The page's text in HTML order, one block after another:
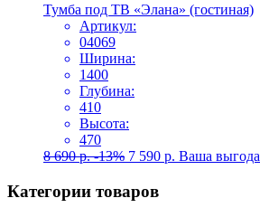
Тумба под ТВ «Элана» (гостиная)
Артикул:
04069
Ширина:
1400
Глубина:
410
Высота:
470
8 690р. -13% 7 590 р. Ваша выгода
Категории товаров